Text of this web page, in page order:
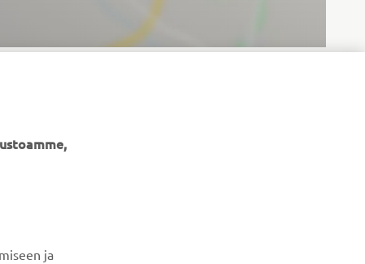
erikoistapahtumista, uusista julkaisuista ja paljon muuta...
ja